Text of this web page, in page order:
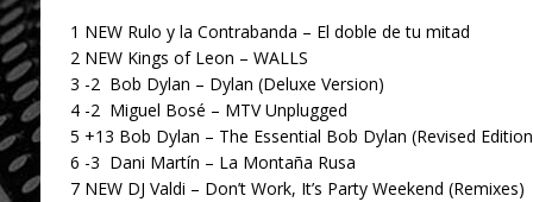
1 NEW Rulo y la Contrabanda – El doble de tu mitad
2 NEW Kings of Leon – WALLS
3 -2 Bob Dylan – Dylan (Deluxe Version)
4 -2 Miguel Bosé – MTV Unplugged
5 +13 Bob Dylan – The Essential Bob Dylan (Revised
6 -3 Dani Martín – La Montaña Rusa
7 NEW DJ Valdi – Don’t Work, It’s Party Weekend (Remixes)